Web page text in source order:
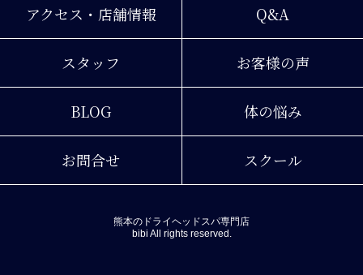
アクセス・店舗情報 Q&A
スタッフ お客様の声
BLOG 体の悩み
お問合せ スクール
熊本のドライヘッドスパ専門店
bibi All rights reserved.